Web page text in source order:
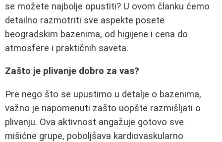
se možete najbolje opustiti? U ovom članku ćemo
detailno razmotriti sve aspekte posete
beogradskim bazenima, od higijene i cena do
atmosfere i praktičnih saveta.
Zašto je plivanje dobro za vas?
Pre nego što se upustimo u detalje o bazenima,
važno je napomenuti zašto uopšte razmišljati o
plivanju. Ova aktivnost angažuje gotovo sve
mišićne grupe, poboljšava kardiovaskularno